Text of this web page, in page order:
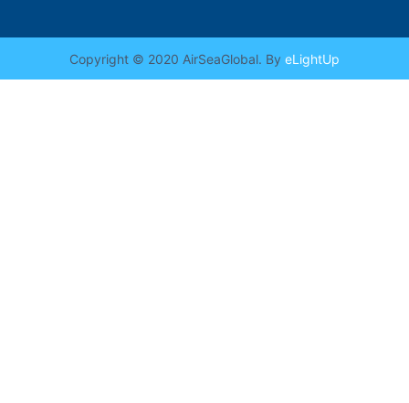
Copyright © 2020 AirSeaGlobal. By eLightUp